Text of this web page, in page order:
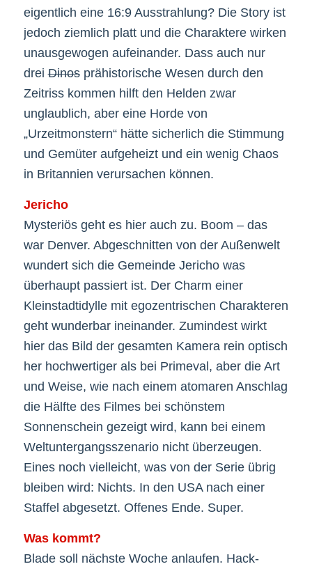
eigentlich eine 16:9 Ausstrahlung? Die Story ist
jedoch ziemlich platt und die Charaktere wirken
unausgewogen aufeinander. Dass auch nur
dreiDinosprähistorische Wesen durch den
Zeitriss kommen hilft den Helden zwar
unglaublich, aber eine Horde von
„Urzeitmonstern“ hätte sicherlich die Stimmung
und Gemüter aufgeheizt und ein wenig Chaos
in Britannien verursachen können.
Jericho
Mysteriös geht es hier auch zu. Boom – das
war Denver. Abgeschnitten von der Außenwelt
wundert sich die Gemeinde Jericho was
überhaupt passiert ist. Der Charm einer
Kleinstadtidylle mit egozentrischen Charakteren
geht wunderbar ineinander. Zumindest wirkt
hier das Bild der gesamten Kamera rein optisch
her hochwertiger als bei Primeval, aber die Art
und Weise, wie nach einem atomaren Anschlag
die Hälfte des Filmes bei schönstem
Sonnenschein gezeigt wird, kann bei einem
Weltuntergangsszenario nicht überzeugen.
Eines noch vielleicht, was von der Serie übrig
bleiben wird: Nichts. In den USA nach einer
Staffel abgesetzt. Offenes Ende. Super.
Was kommt?
Blade soll nächste Woche anlaufen. Hack-